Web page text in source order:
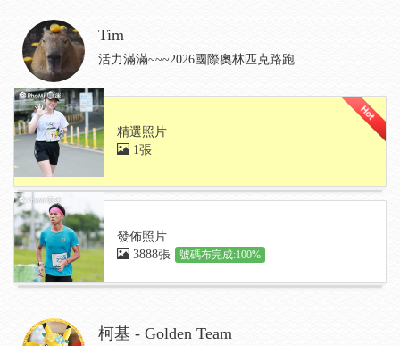
Tim
活力滿滿~~~2026國際奧林匹克路跑
精選照片
1張
發佈照片
3888張
號碼布完成:100%
柯基 - Golden Team